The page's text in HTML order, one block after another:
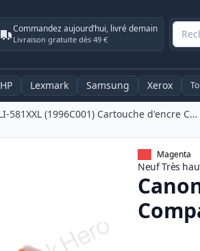
Commandez aujourd’hui, livré demain
Livraison gratuite dès 49 €
HP Lexmark Samsung Xerox
Canon CLI-581XXL (1996C001) Cartouche d'encre Compatible Super Haute Capacité Magenta (Ink Hero)
Magenta
NeufTrès